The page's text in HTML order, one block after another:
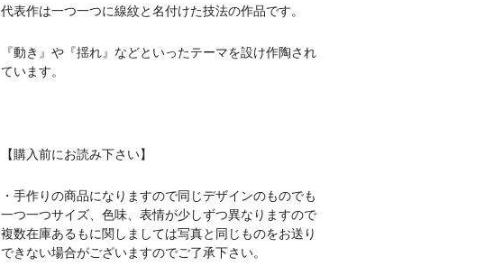
代表作は一つ一つに線紋と名付けた技法の作品です。
『動き』や『揺れ』などといったテーマを設け作陶され
ています。
【購入前にお読み下さい】
・手作りの商品になりますので同じデザインのものでも
一つ一つサイズ、色味、表情が少しずつ異なりますので
複数在庫あるもに関しましては写真と同じものをお送り
できない場合がございますのでご了承下さい。